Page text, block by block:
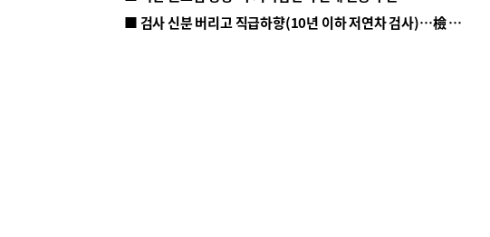
■ 검사 신분 버리고 직급하향(10년 이하 저연차 검사)…檢 중수청행 기피